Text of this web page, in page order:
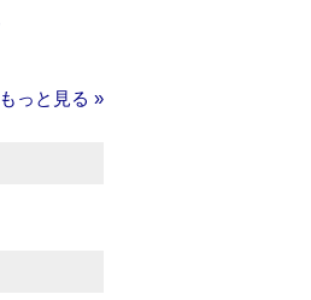
もっと見る »